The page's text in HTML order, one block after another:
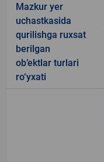
Mazkur yer
uchastkasida
qurilishga ruxsat
berilgan
ob’ektlar turlari
ro‘yxati